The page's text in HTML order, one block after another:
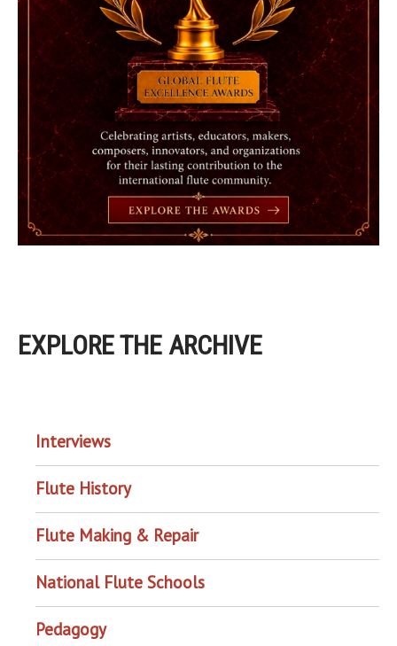
EXPLORE THE ARCHIVE
Interviews
Flute History
Flute Making & Repair
National Flute Schools
Pedagogy